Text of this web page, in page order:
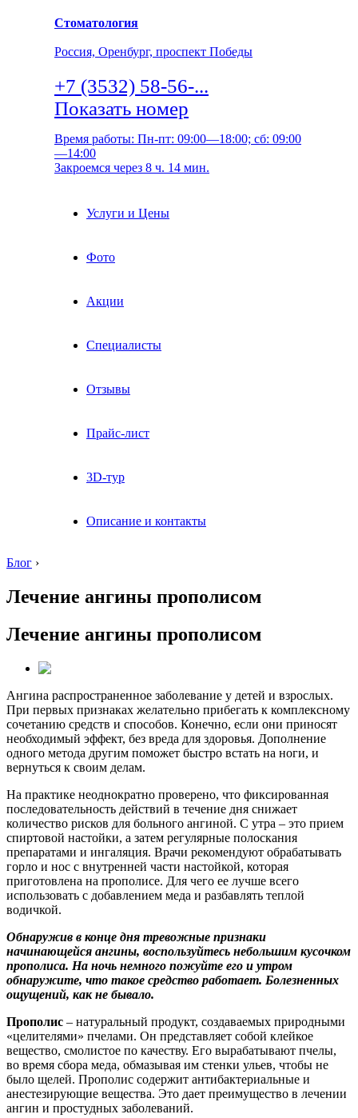
Стоматология
Россия, Оренбург, проспект Победы
+7 (3532) 58-56-...
Показать номер
Время работы: Пн-пт: 09:00—18:00; сб: 09:00
—14:00
Закроемся через 8 ч. 14 мин.
Услуги и Цены
Фото
Акции
Специалисты
Отзывы
Прайс-лист
3D-тур
Описание и контакты
Блог ›
Лечение ангины прополисом
Лечение ангины прополисом
Ангина распространенное заболевание у детей и взрослых.
При первых признаках желательно прибегать к комплексному
сочетанию средств и способов. Конечно, если они приносят
необходимый эффект, без вреда для здоровья. Дополнение
одного метода другим поможет быстро встать на ноги, и
вернуться к своим делам.
На практике неоднократно проверено, что фиксированная
последовательность действий в течение дня снижает
количество рисков для больного ангиной. С утра – это прием
спиртовой настойки, а затем регулярные полоскания
препаратами и ингаляция. Врачи рекомендуют обрабатывать
горло и нос с внутренней части настойкой, которая
приготовлена на прополисе. Для чего ее лучше всего
использовать с добавлением меда и разбавлять теплой
водичкой.
Обнаружив в конце дня тревожные признаки
начинающейся ангины, воспользуйтесь небольшим кусочком
прополиса. На ночь немного пожуйте его и утром
обнаружите, что такое средство работает. Болезненных
ощущений, как не бывало.
Прополис – натуральный продукт, создаваемых природными
«целителями» пчелами. Он представляет собой клейкое
вещество, смолистое по качеству. Его вырабатывают пчелы,
во время сбора меда, обмазывая им стенки ульев, чтобы не
было щелей. Прополис содержит антибактериальные и
анестезирующие вещества. Это дает преимущество в лечении
ангин и простудных заболеваний.